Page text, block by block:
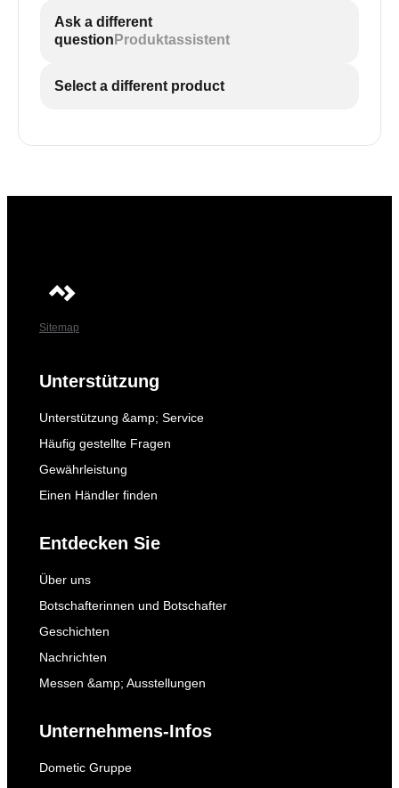
Ask a different
question Produktassistent
Select a different product
Sitemap
Unterstützung
Unterstützung &amp; Service
Häufig gestellte Fragen
Gewährleistung
Einen Händler finden
Entdecken Sie
Über uns
Botschafterinnen und Botschafter
Geschichten
Nachrichten
Messen &amp; Ausstellungen
Unternehmens-Infos
Dometic Gruppe